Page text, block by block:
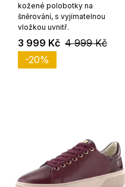
kožené polobotky na
šněrování, s vyjímatelnou
vložkou uvnitř.
3 999 Kč 4 999 Kč
-20%